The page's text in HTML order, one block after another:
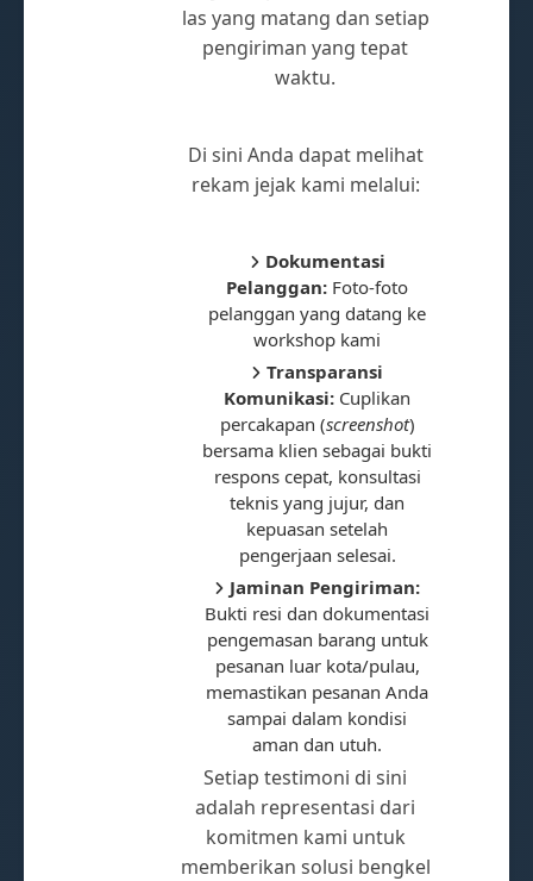
las yang matang dan setiap
pengiriman yang tepat
waktu.
Di sini Anda dapat melihat
rekam jejak kami melalui:
Dokumentasi
Pelanggan: Foto-foto
pelanggan yang datang ke
workshop kami
Transparansi
Komunikasi: Cuplikan
percakapan (screenshot)
bersama klien sebagai bukti
respons cepat, konsultasi
teknis yang jujur, dan
kepuasan setelah
pengerjaan selesai.
Jaminan Pengiriman:
Bukti resi dan dokumentasi
pengemasan barang untuk
pesanan luar kota/pulau,
memastikan pesanan Anda
sampai dalam kondisi
aman dan utuh.
Setiap testimoni di sini
adalah representasi dari
komitmen kami untuk
memberikan solusi bengkel